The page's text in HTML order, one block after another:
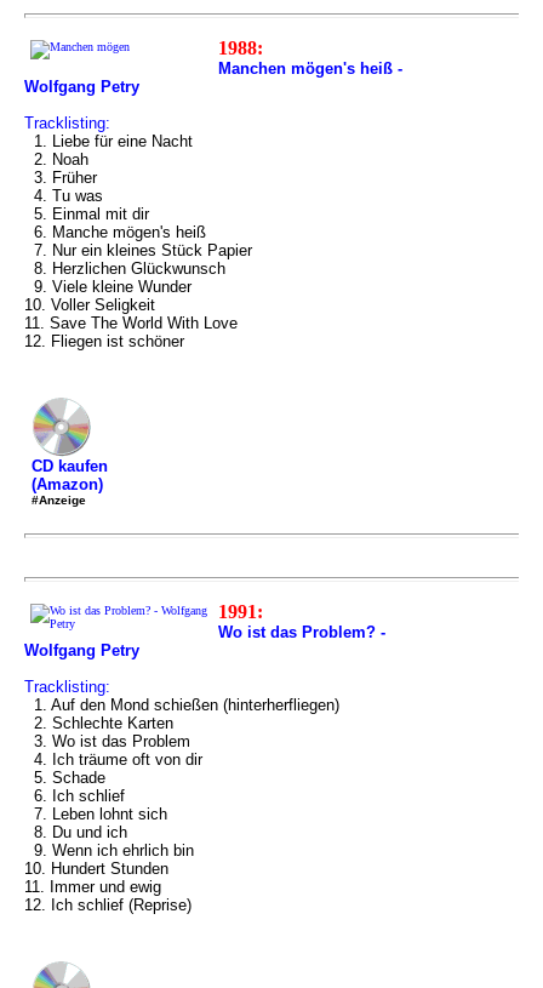
1988:
Manchen mögen's heiß -
Wolfgang Petry
Tracklisting:
1. Liebe für eine Nacht
2. Noah
3. Früher
4. Tu was
5. Einmal mit dir
6. Manche mögen's heiß
7. Nur ein kleines Stück Papier
8. Herzlichen Glückwunsch
9. Viele kleine Wunder
10. Voller Seligkeit
11. Save The World With Love
12. Fliegen ist schöner
CD kaufen
(Amazon)
#Anzeige
1991:
Wo ist das Problem? -
Wolfgang Petry
Tracklisting:
1. Auf den Mond schießen (hinterherfliegen)
2. Schlechte Karten
3. Wo ist das Problem
4. Ich träume oft von dir
5. Schade
6. Ich schlief
7. Leben lohnt sich
8. Du und ich
9. Wenn ich ehrlich bin
10. Hundert Stunden
11. Immer und ewig
12. Ich schlief (Reprise)